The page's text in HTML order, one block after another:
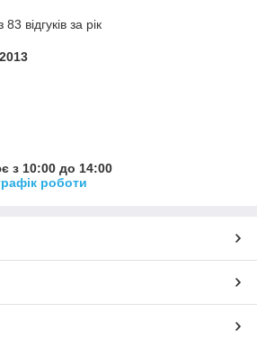
відгуків за рік
з 10:00 до 14:00
роботи